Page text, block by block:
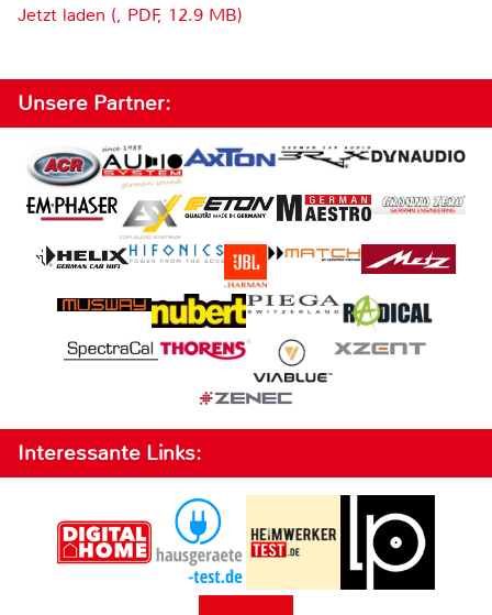
Jetzt laden (, PDF, 12.9 MB)
Unsere Partner:
Interessante Links: